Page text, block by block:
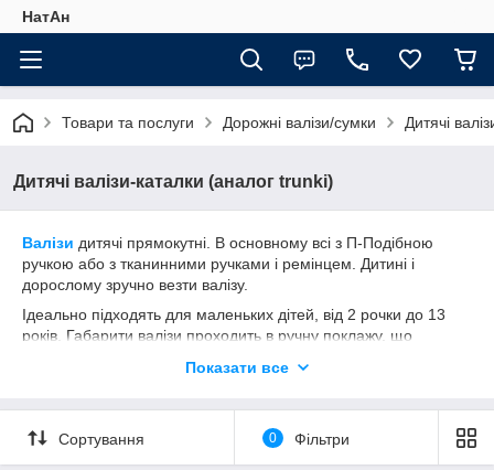
НатАн
Товари та послуги Дорожні валізи/сумки Дитячі
Дитячі валізи-каталки (аналог trunki)
Валізи дитячі прямокутні. В основному всі з П-Подібною
ручкою або з тканинними ручками і ремінцем. Дитині і
дорослому зручно везти валізу.
Ідеально підходять для маленьких дітей, від 2 рочки до 13
років. Габарити валізи проходить в ручну поклажу, що
Показати все
Сортування 0 Фільтри